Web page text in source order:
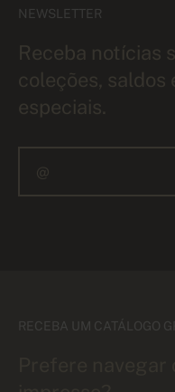
NEWSLETTER
Receba notícias
coleções,
especiais.
RECEBA UM CATÁLOGO